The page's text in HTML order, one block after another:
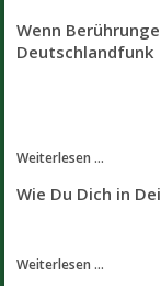
Wenn
Deutschlandfunk
Weiterlesen ...
Wie Du Dich in
Weiterlesen ...